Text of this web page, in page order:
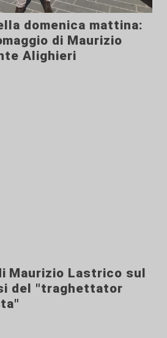
domenica mattina:
di Maurizio
Alighieri
Maurizio Lastrico sul
del "traghettator